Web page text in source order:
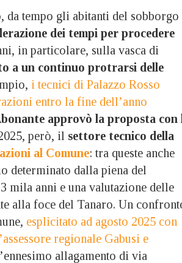
tempo gli abitanti del sobborgo
dei tempi per procedere
in particolare, sulla vasca di
a un continuo protrarsi delle
i tecnici di Palazzo Rosso
entro la fine dell’anno
approvò la proposta con
però, il settore tecnico della
al Comune: tra queste anche
determinato dalla piena del
mila anni e una valutazione delle
alla foce del Tanaro. Un
esplicitato ad agosto 2025 con
regionale Gabusi e
allagamento di via